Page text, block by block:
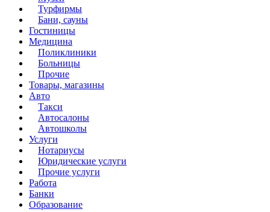
Турфирмы
Бани, сауны
Гостиницы
Медицина
Поликлиники
Больницы
Прочие
Товары, магазины
Авто
Такси
Автосалоны
Автошколы
Услуги
Нотариусы
Юридические услуги
Прочие услуги
Работа
Банки
Образование